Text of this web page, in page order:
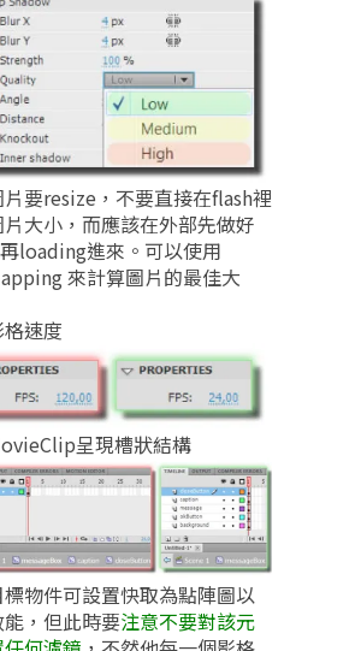
要resize，不要直接在flash裡
大小，而應該在外部先做好
loading進來。可以使用
來計算圖片的最佳大
速度
呈現槽狀結構
物件可設置快取為點陣圖以
，但此時要注意不要對該元